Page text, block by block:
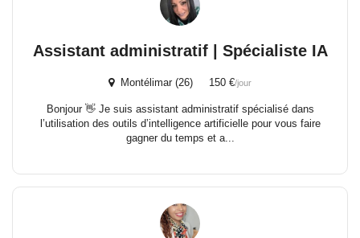
Assistant administratif | Spécialiste IA
Montélimar (26) 150 €/jour
Bonjour 👋 Je suis assistant administratif spécialisé dans
l’utilisation des outils d’intelligence artificielle pour vous faire
gagner du temps et a...